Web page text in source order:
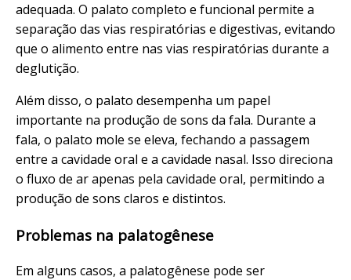
adequada. O palato completo e funcional permite a
separação das vias respiratórias e digestivas, evitando
que o alimento entre nas vias respiratórias durante a
deglutição.
Além disso, o palato desempenha um papel
importante na produção de sons da fala. Durante a
fala, o palato mole se eleva, fechando a passagem
entre a cavidade oral e a cavidade nasal. Isso direciona
o fluxo de ar apenas pela cavidade oral, permitindo a
produção de sons claros e distintos.
Problemas na palatogênese
Em alguns casos, a palatogênese pode ser